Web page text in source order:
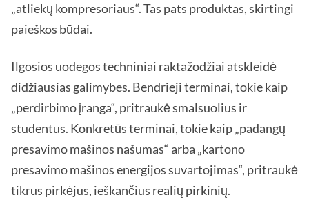
„atliekų kompresoriaus“. Tas pats produktas, skirtingi
paieškos būdai.
Ilgosios uodegos techniniai raktažodžiai atskleidė
didžiausias galimybes. Bendrieji terminai, tokie kaip
„perdirbimo įranga“, pritraukė smalsuolius ir
studentus. Konkretūs terminai, tokie kaip „padangų
presavimo mašinos našumas“ arba „kartono
presavimo mašinos energijos suvartojimas“, pritraukė
tikrus pirkėjus, ieškančius realių pirkinių.